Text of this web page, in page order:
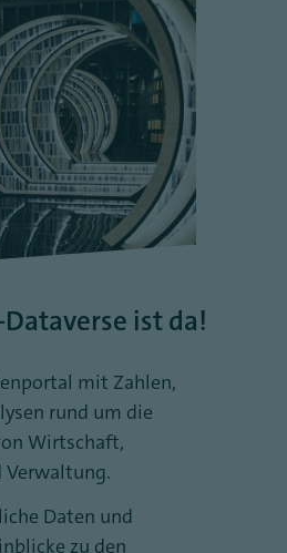
ist da!
mit Zahlen,
rund um die
Wirtschaft,
Verwaltung.
Daten und
zu den